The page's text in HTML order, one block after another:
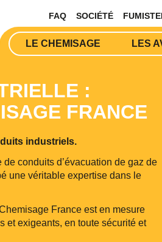
FAQ SOCIÉTÉ
LE CHEMISAGE LES
:
FRANCE
industriels.
conduits d’évacuation de gaz de
une véritable expertise dans le
France est en mesure
et exigeants, en toute sécurité et